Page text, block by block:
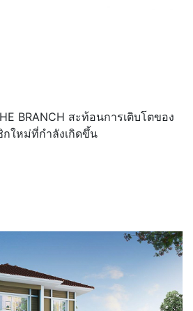
BRANCH สะท้อนการเติบโตของ
ใหม่ที่กำลังเกิดขึ้น